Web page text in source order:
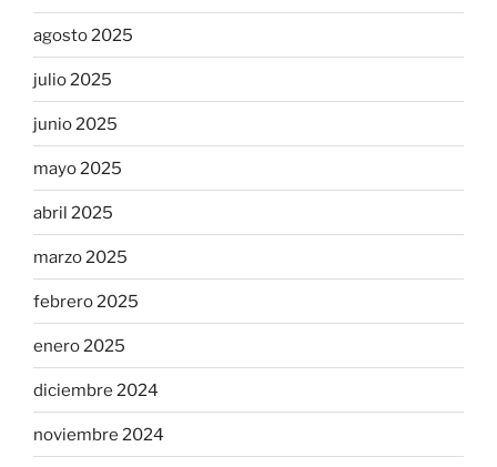
agosto 2025
julio 2025
junio 2025
mayo 2025
abril 2025
marzo 2025
febrero 2025
enero 2025
diciembre 2024
noviembre 2024